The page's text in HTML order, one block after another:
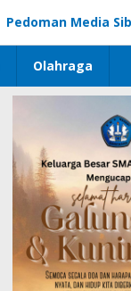
Pedoman Media
Olahraga